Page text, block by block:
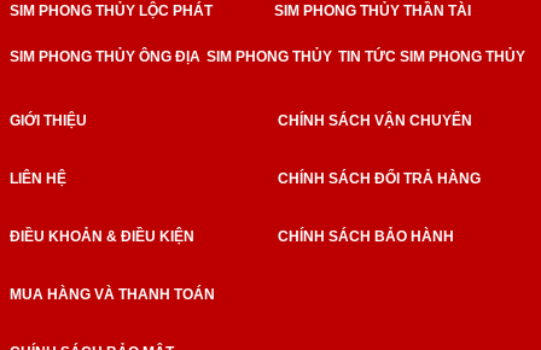
SIM PHONG THỦY LỘC PHÁT SIM PHONG THỦY THẦN TÀI
SIM PHONG THỦY ÔNG ĐỊA SIM PHONG THỦY TIN TỨC SIM PHONG THỦY
GIỚI THIỆU
LIÊN HỆ
ĐIỀU KHOẢN & ĐIỀU KIỆN
MUA HÀNG VÀ THANH TOÁN
CHÍNH SÁCH VẬN CHUYỂN
CHÍNH SÁCH ĐỔI TRẢ HÀNG
CHÍNH SÁCH BẢO HÀNH